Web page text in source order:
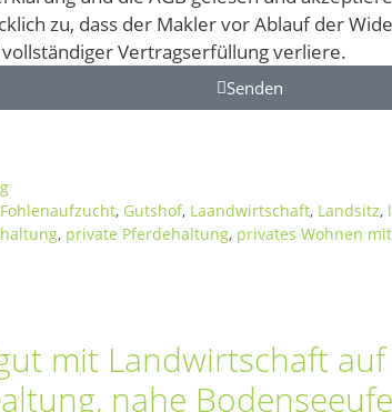
zu, dass der Makler vor Ablauf der
Vertragserfüllung verliere.
Senden
Fohlenaufzucht, Gutshof, Laandwirtschaft, Landsitz,
, private Pferdehaltung, privates Wohnen
mit Landwirtschaft
nahe